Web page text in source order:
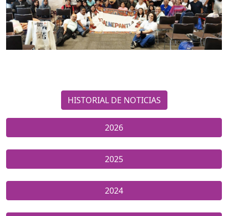
HISTORIAL DE NOTICIAS
2026
2025
2024